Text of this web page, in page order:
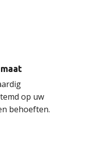
op uw
behoeften.